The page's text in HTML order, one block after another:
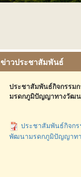
ข่าวประชาสัมพันธ์
ประชาสัมพันธ์กิจกรรม
มรดกภูมิปัญญาทางวัฒน
ประชาสัมพันธ์กิจกร
พัฒนามรดกภูมิปัญญาทา